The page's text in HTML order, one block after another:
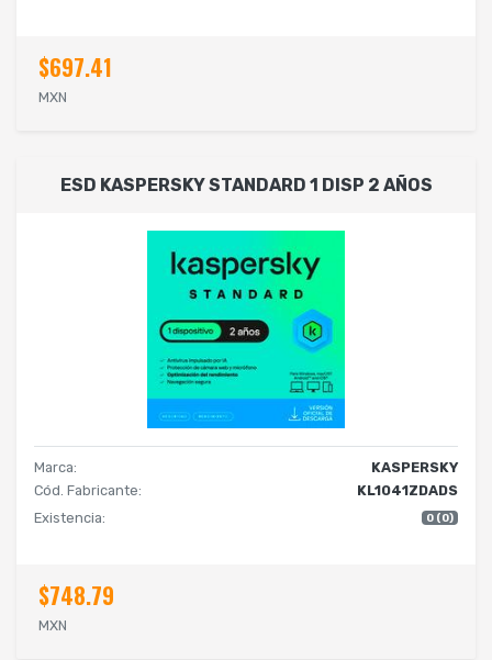
$697.41
MXN
ESD KASPERSKY STANDARD 1 DISP 2 AÑOS
Marca:
KASPERSKY
Cód. Fabricante:
KL1041ZDADS
Existencia:
0 (0)
$748.79
MXN